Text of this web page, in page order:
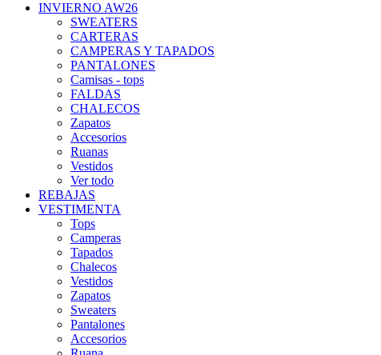
INVIERNO AW26
SWEATERS
CARTERAS
CAMPERAS Y TAPADOS
PANTALONES
Camisas - tops
FALDAS
CHALECOS
Zapatos
Accesorios
Ruanas
Vestidos
Ver todo
REBAJAS
VESTIMENTA
Tops
Camperas
Tapados
Chalecos
Vestidos
Zapatos
Sweaters
Pantalones
Accesorios